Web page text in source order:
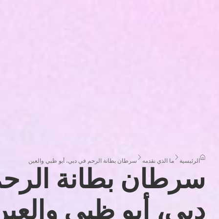
الرئيسية ما الذي نقدمه سرطان بطانة الرحم في دبي، أبو ظبي والعين
سرطان بطانة
دبي، أبو ظبي